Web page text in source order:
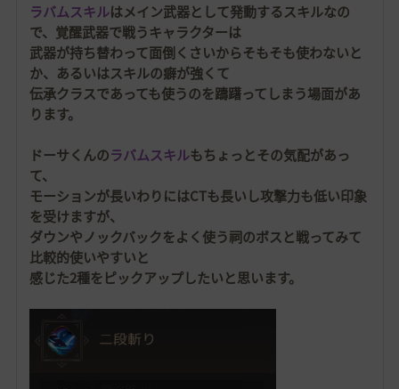
ラバムスキルはメイン武器として発動するスキルなの
で、覚醒武器で戦うキャラクターは
武器が持ち替わって面倒くさいからそもそも使わないと
か、あるいはスキルの癖が強くて
伝承クラスであっても使うのを躊躇ってしまう場面があ
ります。
ドーサくんのラバムスキルもちょっとその気配があっ
て、
モーションが長いわりにはCTも長いし攻撃力も低い印象
を受けますが、
ダウンやノックバックをよく使う祠のボスと戦ってみて
比較的使いやすいと
感じた2種をピックアップしたいと思います。